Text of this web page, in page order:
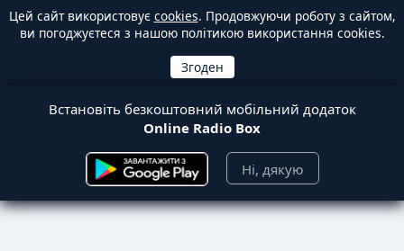
Цей сайт використовує cookies. Продовжуючи роботу з сайтом,
ви погоджуєтеся з нашою політикою використання cookies.
Встановіть безкоштовний мобільний додаток
Online Radio Box
Ні, дякую